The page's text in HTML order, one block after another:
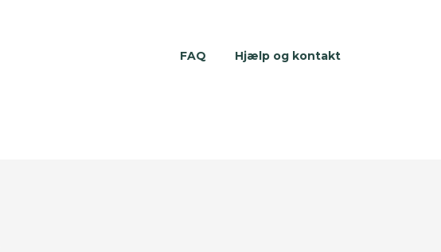
FAQ Hjælp og kontakt